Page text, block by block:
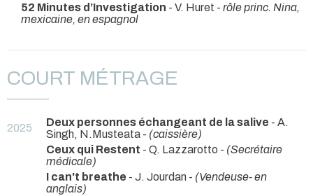
52 Minutes d’Investigation - V. Huret - rôle princ. Nina,
mexicaine, en espagnol
COURT MÉTRAGE
2025 Deux personnes échangeant de la salive - A.
Singh, N.Musteata - (caissière)
Ceux qui Restent - Q. Lazzarotto - (Secrétaire
médicale)
I can't breathe - J. Jourdan - (Vendeuse- en
anglais)